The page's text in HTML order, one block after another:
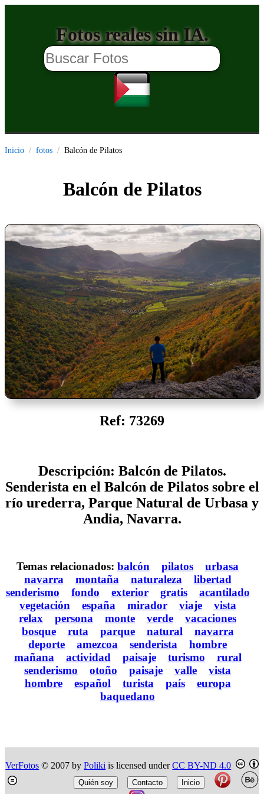
Fotos reales sin IA.
Inicio fotos Balcón de Pilatos
Balcón de Pilatos
Ref: 73269
Descripción: Balcón de Pilatos.
Senderista en el Balcón de Pilatos sobre el
río urederra, Parque Natural de Urbasa y
Andia, Navarra.
Temas relacionados: balcón pilatos
urbasa
navarra
montaña naturaleza
libertad
senderismo
fondo exterior gratis
acantilado
vegetación
españa mirador viaje
vista
relax
persona monte verde
vacaciones
bosque
ruta parque natural
navarra
deporte
amezcoa senderista
hombre
mañana
actividad paisaje turismo
rural
senderismo
otoño paisaje valle
vista
hombre
español turista país
europa
baquedano
VerFotos © 2007 byPoliki is licensed underCC BY-ND 4.0
Quién soy Contacto Inicio